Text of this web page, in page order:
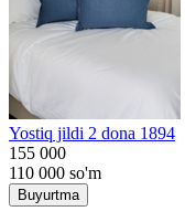
Yostiq jildi 2 dona 1894
155 000
110 000 so'm
Buyurtma